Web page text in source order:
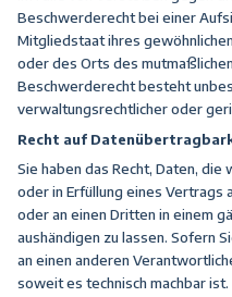
Beschwerderecht bei einer
Mitgliedstaat ihres
oder des Orts des
Beschwerderecht besteht
verwaltungsrechtlicher oder
Recht auf
Sie haben das Recht, Daten, die
oder in Erfüllung eines Vertrags
oder an einen Dritten in einem
aushändigen zu lassen. Sofern
an einen anderen
soweit es technisch machbar ist.